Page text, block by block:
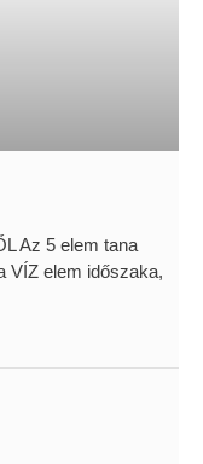
Az 5 elem tana
VÍZ elem időszaka,